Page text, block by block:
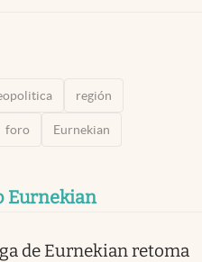
región
foro Eurnekian
Eurnekian
de Eurnekian retoma